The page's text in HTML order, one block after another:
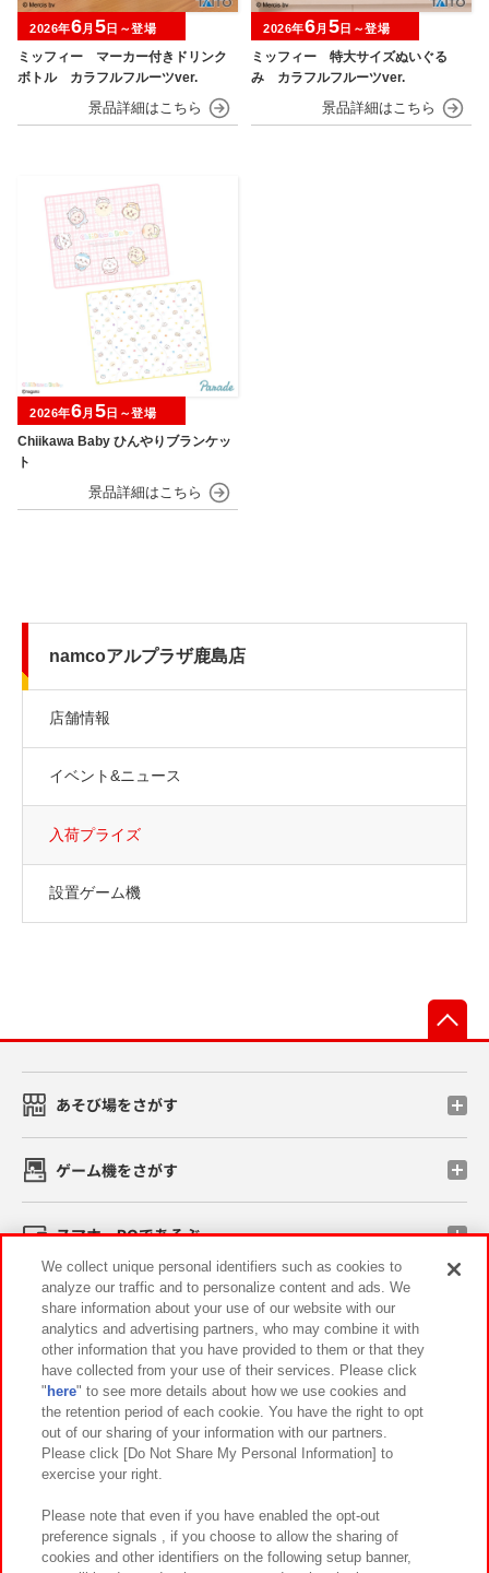
ミッフィー マーカー付きドリンク
ボトル カラフルフルーツver.
2026年6月 5日～登場
ミッフィー 特大サイズぬいぐる
み カラフルフルーツver.
2026年6月 5日～登場
Chiikawa Baby ひんやりブランケッ
ト
2026年6月 5日～登場
namcoアルプラザ鹿島店
店舗情報
イベント&ニュース
入荷プライズ
設置ゲーム機
あそび場をさがす
ゲーム機をさがす
スマホ・PCであそぶ
イベント・キャンペーン
関連会社 サステナビリティ サイトポリシー
プライバシーポリシー ウェブアクセシビリティ方針と検証結果
お取引先さまとともに
カスタマーハラスメント対応方針 よくあるご質問・お問い合わせ
We collect unique personal identifiers such as cookies to
analyze our traffic and to personalize content and ads. We
share information about your use of our website with our
analytics and advertising partners, who may combine it with
other information that you have provided to them or that they
have collected from your use of their services. Please click
" here" to see more details about how we use cookies and
the retention period of each cookie. You have the right to opt
out of our sharing of your information with our partners.
Please click [Do Not Share My Personal Information] to
exercise your right.
Please note that even if you have enabled the opt-out
preference signals , if you choose to allow the sharing of
cookies and other identifiers on the following setup banner,